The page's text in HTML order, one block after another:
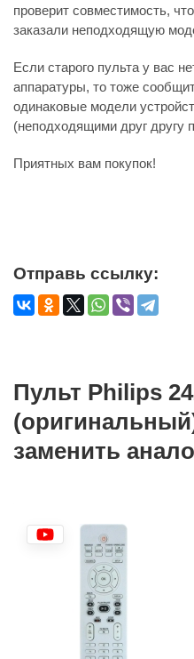
проверит совместимость,
заказали неподходящую
Если старого пульта у вас
аппаратуры, то тоже
одинаковые модели
(неподходящими друг другу
Приятных вам покупок!
Отправь ссылку:
Пульт Philips
заменить